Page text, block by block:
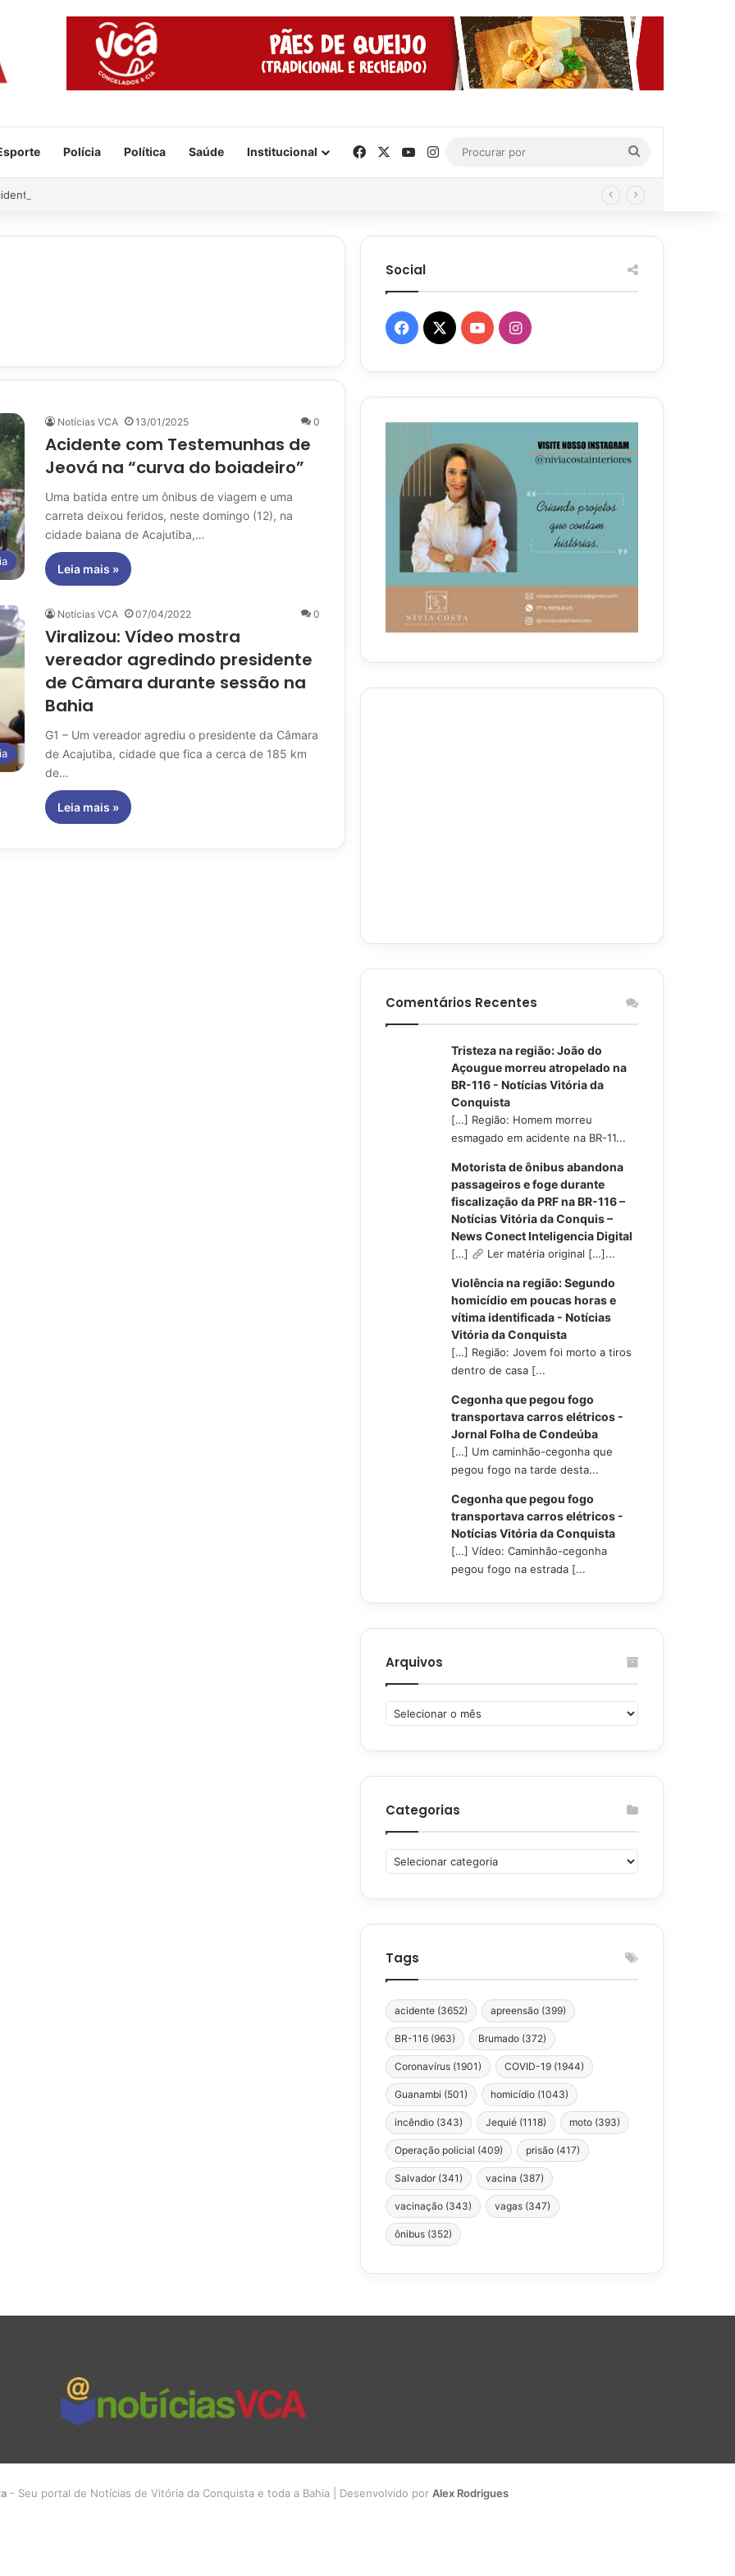
Polícia Política Saúde Institucional FacebookYouTube
Instagram
por
Notícias VCA 13/01/2025 0
Acidente com Testemunhas de
Jeová na “curva do boiadeiro”
Uma batida entre um ônibus de viagem e uma
carreta deixou feridos, neste domingo (12), na
cidade baiana de Acajutiba,…
Leia mais »
Notícias VCA 07/04/2022 0
Viralizou: Vídeo mostra
vereador agredindo presidente
de Câmara durante sessão na
Bahia
G1 – Um vereador agrediu o presidente da Câmara
de Acajutiba, cidade que fica a cerca de 185 km
de…
Leia mais »
Social
Facebook
X YouTubeInstagram
Comentários Recentes
Tristeza na região: João do
Açougue morreu atropelado na
BR-116 - Notícias Vitória da
Conquista
[…] Região: Homem morreu
esmagado em acidente na BR-11...
Motorista de ônibus abandona
passageiros e foge durante
fiscalização da PRF na BR-116 –
Notícias Vitória da Conquis –
News Conect Inteligencia Digital
[…] Ler matéria original […]...
Violência na região: Segundo
homicídio em poucas horas e
vítima identificada - Notícias
Vitória da Conquista
[…] Região: Jovem foi morto a tiros
dentro de casa [...
Cegonha que pegou fogo
transportava carros elétricos -
Jornal Folha de Condeúba
[…] Um caminhão-cegonha que
pegou fogo na tarde desta...
Cegonha que pegou fogo
transportava carros elétricos -
Notícias Vitória da Conquista
[…] Vídeo: Caminhão-cegonha
pegou fogo na estrada [...
Arquivos
Arquivos
Categorias
Categorias
Tags
acidente (3652) apreensão (399)
BR-116 (963) Brumado (372)
Coronavírus (1901) COVID-19 (1944)
Guanambi (501) homicídio (1043)
incêndio (343) Jequié (1118) moto (393)
Operação policial (409) prisão (417)
Salvador (341) vacina (387)
vacinação (343) vagas (347)
ônibus (352)
- Seu portal de Notícias de Vitória da Conquista e toda a Bahia | Desenvolvido por Alex Rodrigues